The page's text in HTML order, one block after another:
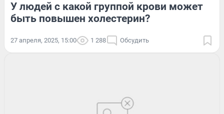
У людей с какой группой крови может
быть повышен холестерин?
27 апреля, 2025, 15:00 1 288 Обсудить